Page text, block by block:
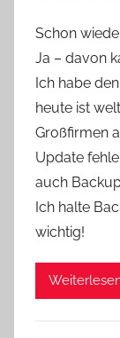
Schon
Ja – davon
Ich habe
heute ist
Großfirmen
Update
auch
Ich halte
wichtig!